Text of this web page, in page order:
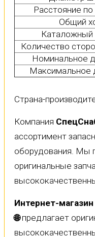
Расстояние
Общий
Каталожный
Количество
Номинальное
Максимальное
Страна-
Компания
ассортимент
оборудования. Мы
оригинальные
Интернет-
🌐предлагает